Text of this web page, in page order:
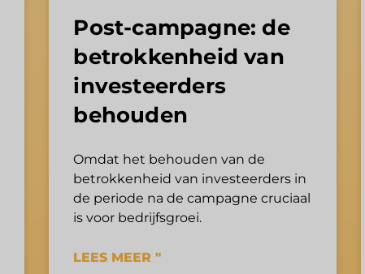
Post-campagne: de
betrokkenheid van
investeerders
behouden
Omdat het behouden van de
betrokkenheid van investeerders in
de periode na de campagne cruciaal
is voor bedrijfsgroei.
LEES MEER "